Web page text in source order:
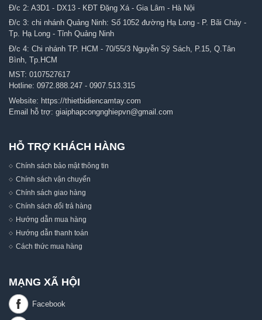
Đ/c 2: A3D1 - DX13 - KĐT Đặng Xá - Gia Lâm - Hà Nội
Đ/c 3: chi nhánh Quảng Ninh: Số 1052 đường Hạ Long - P. Bãi Cháy -
Tp. Hạ Long - Tỉnh Quảng Ninh
Đ/c 4: Chi nhánh TP. HCM - 70/55/3 Nguyễn Sỹ Sách, P.15, Q.Tân
Bình, Tp.HCM
MST: 0107527617
Hotline: 0972.888.247 - 0907.513.315
Website: https://thietbidiencamtay.com
Email hỗ trợ: giaiphapcongnghiepvn@gmail.com
HỖ TRỢ KHÁCH HÀNG
Chính sách bảo mật thông tin
Chính sách vận chuyển
Chính sách giao hàng
Chính sách đổi trả hàng
Hướng dẫn mua hàng
Hướng dẫn thanh toán
Cách thức mua hàng
MẠNG XÃ HỘI